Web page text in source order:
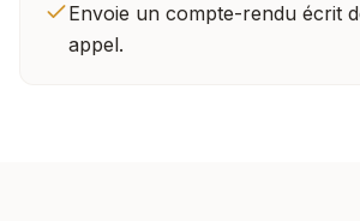
Envoie un compte-rendu écrit
appel.